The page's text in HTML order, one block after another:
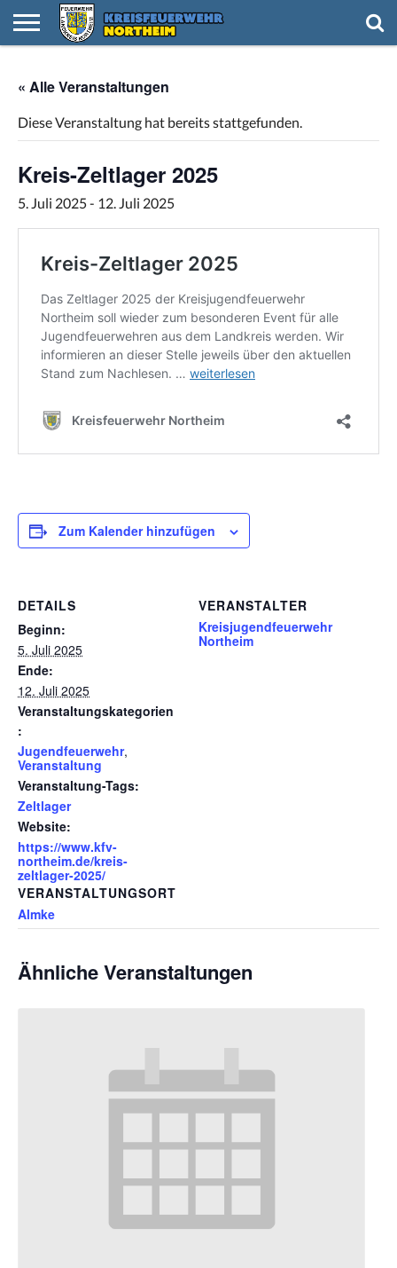
« Alle Veranstaltungen
Diese Veranstaltung hat bereits stattgefunden.
Kreis-Zeltlager 2025
5. Juli 2025- 12. Juli 2025
Zum Kalender hinzufügen
DETAILS
Beginn:
5. Juli 2025
Ende:
12. Juli 2025
Veranstaltungskategorien
:
Jugendfeuerwehr,
Veranstaltung
Veranstaltung-Tags:
Zeltlager
Website:
https://www.kfv-
northeim.de/kreis-
zeltlager-2025/
VERANSTALTUNGSORT
Almke
VERANSTALTER
Kreisjugendfeuerwehr
Northeim
Ähnliche Veranstaltungen